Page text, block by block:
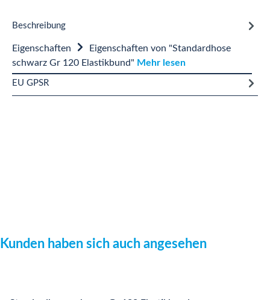
Beschreibung
Eigenschaften
Eigenschaften von "Standardhose
schwarz Gr 120 Elastikbund" Mehr lesen
EU GPSR
Produktgalerie überspringen
Kunden haben sich auch angesehen